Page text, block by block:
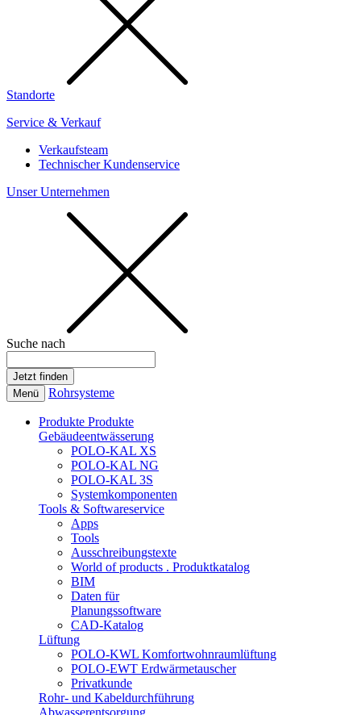
Standorte
Service & Verkauf
Verkaufsteam
Technischer Kundenservice
Unser Unternehmen
Suche nach
Menü Rohrsysteme
Produkte Produkte
Gebäudeentwässerung
POLO-KAL XS
POLO-KAL NG
POLO-KAL 3S
Systemkomponenten
Tools & Softwareservice
Apps
Tools
Ausschreibungstexte
World of products . Produktkatalog
BIM
Daten für
Planungssoftware
CAD-Katalog
Lüftung
POLO-KWL Komfortwohnraumlüftung
POLO-EWT Erdwärmetauscher
Privatkunde
Rohr- und Kabeldurchführung